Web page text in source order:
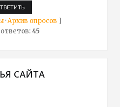
·Архив опросов ]
45
САЙТА